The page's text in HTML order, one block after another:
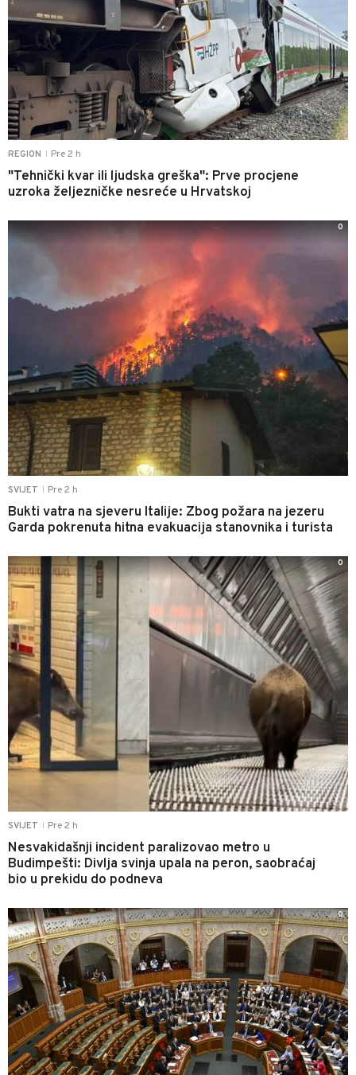
REGION Pre 2 h
"Tehnički kvar ili ljudska greška": Prve procjene
uzroka željezničke nesreće u Hrvatskoj
SVIJET Pre 2 h
Bukti vatra na sjeveru Italije: Zbog požara na jezeru
Garda pokrenuta hitna evakuacija stanovnika i turista
0
SVIJET Pre 2 h
Nesvakidašnji incident paralizovao metro u
Budimpešti: Divlja svinja upala na peron, saobraćaj
bio u prekidu do podneva
0
0